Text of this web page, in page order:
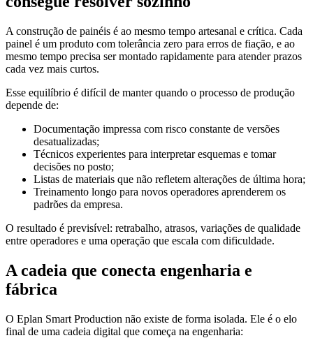
A construção de painéis é ao mesmo tempo artesanal e crítica. Cada
painel é um produto com tolerância zero para erros de fiação, e ao
mesmo tempo precisa ser montado rapidamente para atender prazos
cada vez mais curtos.
Esse equilíbrio é difícil de manter quando o processo de produção
depende de:
Documentação impressa com risco constante de versões
desatualizadas;
Técnicos experientes para interpretar esquemas e tomar
decisões no posto;
Listas de materiais que não refletem alterações de última hora;
Treinamento longo para novos operadores aprenderem os
padrões da empresa.
O resultado é previsível: retrabalho, atrasos, variações de qualidade
entre operadores e uma operação que escala com dificuldade.
A cadeia que conecta engenharia e
fábrica
O Eplan Smart Production não existe de forma isolada. Ele é o elo
final de uma cadeia digital que começa na engenharia: